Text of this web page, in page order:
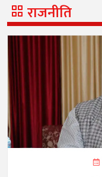
राजनीति